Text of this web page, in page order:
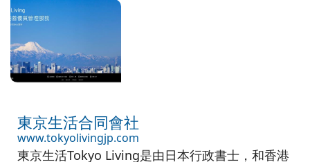
東京生活合同會社
www.tokyolivingjp.com
東京生活Tokyo Living是由日本行政書士，和香港